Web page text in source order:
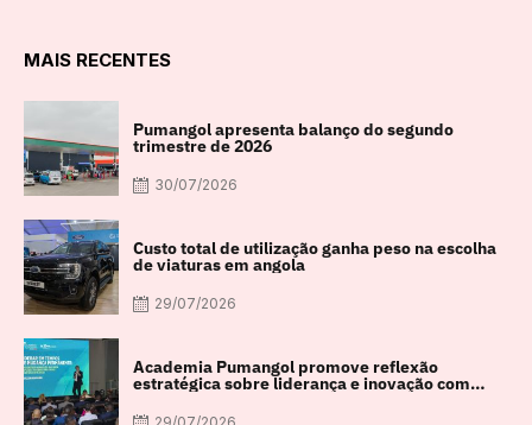
MAIS RECENTES
Pumangol apresenta balanço do segundo
trimestre de 2026
30/07/2026
Custo total de utilização ganha peso na escolha
de viaturas em angola
29/07/2026
Academia Pumangol promove reflexão
estratégica sobre liderança e inovação com
especialista internacional Nadim Habib